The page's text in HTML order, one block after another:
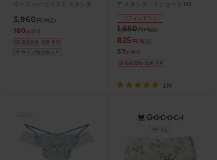
リーズ ハイウエスト スタンダー
3,960 円 (税込)
180pt獲得
ア スタンダードショーツ M/L
1,650円(税込)
プライスダウン
825 円 (税込)
37pt獲得
1件